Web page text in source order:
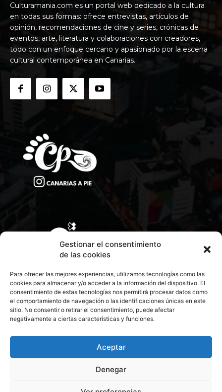
Gestionar el consentimiento
de las cookies
Para ofrecer las mejores experiencias, utilizamos tecnologías como las
cookies para almacenar y/o acceder a la información del dispositivo. El
consentimiento de estas tecnologías nos permitirá procesar datos como
el comportamiento de navegación o las identificaciones únicas en este
sitio. No consentir o retirar el consentimiento, puede afectar
negativamente a ciertas características y funciones.
Aceptar
Denegar
Culturamania.com es un portal web dedicado a la cultura
en todas sus formas: ofrece entrevistas, artículos de
opinión, recomendaciones de cine y series, crónicas de
eventos, arte, literatura y colaboraciones con creadores,
todo con un enfoque cercano y apasionado por la escena
cultural contemporánea en Canarias.
CONTACTA CON NOSOTROS